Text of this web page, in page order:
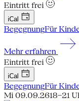
Eintritt frei
iCal
BegegnungFür
Mehr erfahren
Eintritt frei
iCal
BegegnungFür
Mi 09.09.2618–21